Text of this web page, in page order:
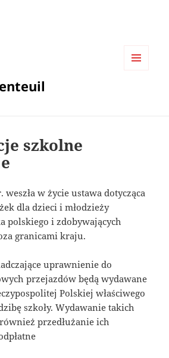
szkolne
w życie ustawa dotycząca
dla dzieci i młodzieży
polskiego i zdobywających
granicami kraju.
uprawnienie do
przejazdów będą wydawane
Polskiej właściwego
szkoły. Wydawanie takich
przedłużanie ich